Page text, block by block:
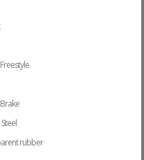
rubber